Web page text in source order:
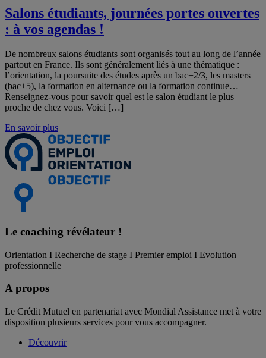
Salons étudiants, journées portes ouvertes
: à vos agendas !
De nombreux salons étudiants sont organisés tout au long de l’année
partout en France. Ils sont généralement liés à une thématique :
l’orientation, la poursuite des études après un bac+2/3, les masters
(bac+5), la formation en alternance ou la formation continue…
Renseignez-vous pour savoir quel est le salon étudiant le plus
proche de chez vous. Voici […]
En savoir plus
Le coaching révélateur !
Orientation I Recherche de stage I Premier emploi I Evolution
professionnelle
A propos
Le Crédit Mutuel en partenariat avec Mondial Assistance met à votre
disposition plusieurs services pour vous accompagner.
Découvrir